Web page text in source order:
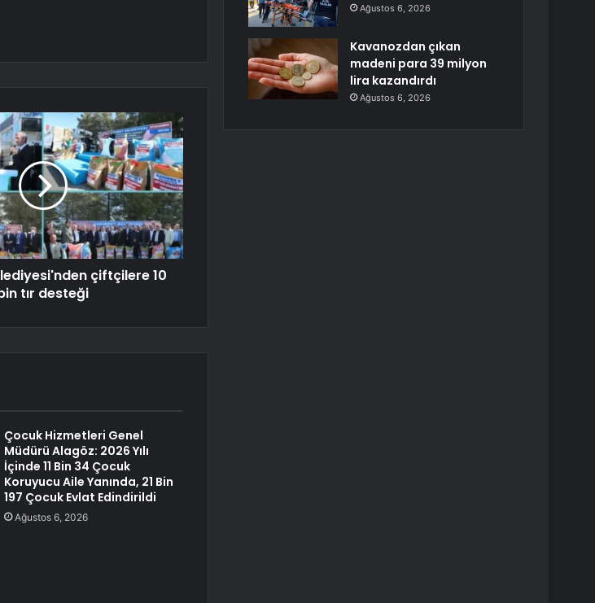
çiftçilere 10
tır desteği
Çocuk Hizmetleri Genel
Müdürü Alagöz: 2026 Yılı
İçinde 11 Bin 34 Çocuk
Koruyucu Aile Yanında, 21 Bin
197 Çocuk Evlat Edindirildi
Ağustos 6, 2026
Ağustos 6, 2026
Kavanozdan çıkan
madeni para 39 milyon
lira kazandırdı
Ağustos 6, 2026